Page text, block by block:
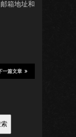
箱地址和
一篇文章